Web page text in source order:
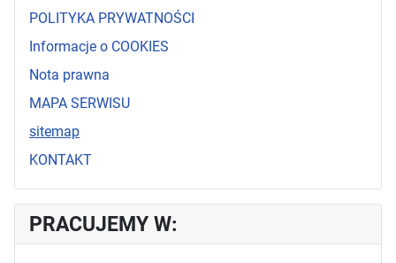
POLITYKA PRYWATNOŚCI
Informacje o COOKIES
Nota prawna
MAPA SERWISU
sitemap
KONTAKT
PRACUJEMY W: